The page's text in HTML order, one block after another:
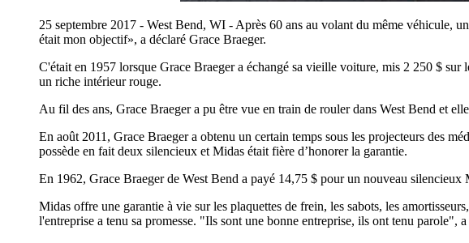
25 septembre 2017 - West Bend, WI - Après 60 ans au volant du même véhicule,
était mon objectif», a déclaré Grace Braeger.
C'était en 1957 lorsque Grace Braeger a échangé sa vieille voiture, mis 2 250 $
un riche intérieur rouge.
Au fil des ans, Grace Braeger a pu être vue en train de rouler dans West Bend et
En août 2011, Grace Braeger a obtenu un certain temps sous les projecteurs des
possède en fait deux silencieux et Midas était fière d’honorer la garantie.
En 1962, Grace Braeger de West Bend a payé 14,75 $ pour un nouveau
Midas offre une garantie à vie sur les plaquettes de frein, les sabots, les
l'entreprise a tenu sa promesse. "Ils sont une bonne entreprise, ils ont tenu parole",